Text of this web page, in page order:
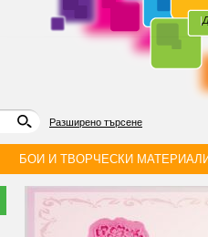
|
Разширено търсене
БОИ И ТВОРЧЕСКИ